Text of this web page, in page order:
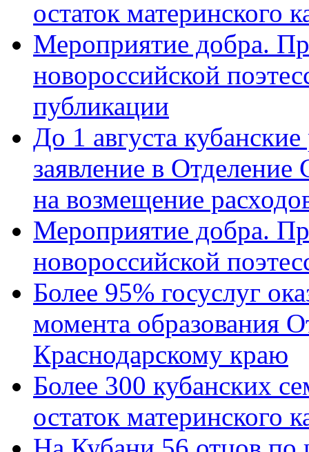
остаток материнского
Мероприятие добра.
новороссийской
публикации
До 1 августа
заявление в
на возмещение
Мероприятие добра.
новороссийской
Более 95% госуслуг
момента образования
Краснодарскому краю
Более 300 кубанских
остаток материнского